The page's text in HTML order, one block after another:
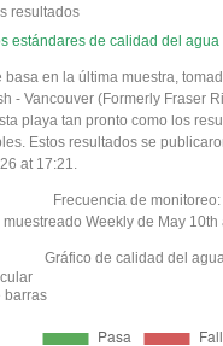
resultados
estándares de calidad del agua
basa en la última muestra,
- Vancouver (Formerly Fraser
playa tan pronto como los
Estos resultados se
at 17:21.
Frecuencia de monitoreo:
Weekly de May 10th
Gráfico de calidad del
barras